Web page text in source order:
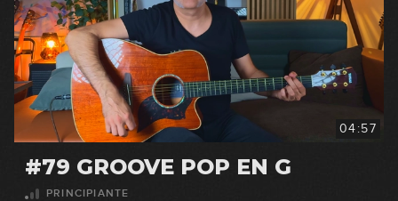
04:57
#79 GROOVE POP EN G
PRINCIPIANTE